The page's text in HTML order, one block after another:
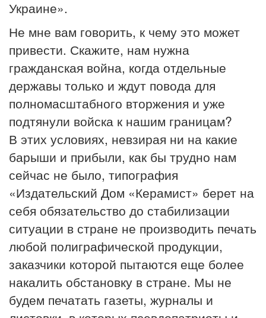
Украине».
Не мне вам говорить, к чему это может
привести. Скажите, нам нужна
гражданская война, когда отдельные
державы только и ждут повода для
полномасштабного вторжения и уже
подтянули войска к нашим границам?
В этих условиях, невзирая ни на какие
барыши и прибыли, как бы трудно нам
сейчас не было, типография
«Издательский Дом «Керамист» берет на
себя обязательство до стабилизации
ситуации в стране не производить печать
любой полиграфической продукции,
заказчики которой пытаются еще более
накалить обстановку в стране. Мы не
будем печатать газеты, журналы и